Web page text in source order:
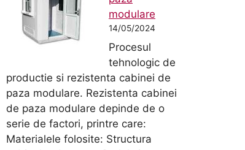
modulare
14/05/2024
Procesul
tehnologic de
productie si rezistenta cabinei de
paza modulare. Rezistenta cabinei
de paza modulare depinde de o
serie de factori, printre care:
Materialele folosite: Structura